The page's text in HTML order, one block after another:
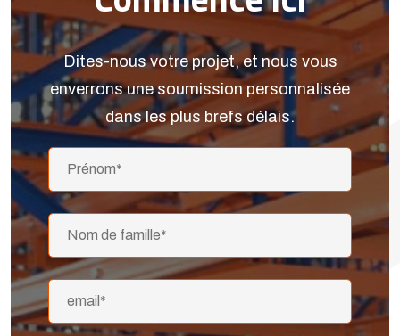
Dites-nous votre projet, et nous vous
enverrons une soumission personnalisée
dans les plus brefs délais.